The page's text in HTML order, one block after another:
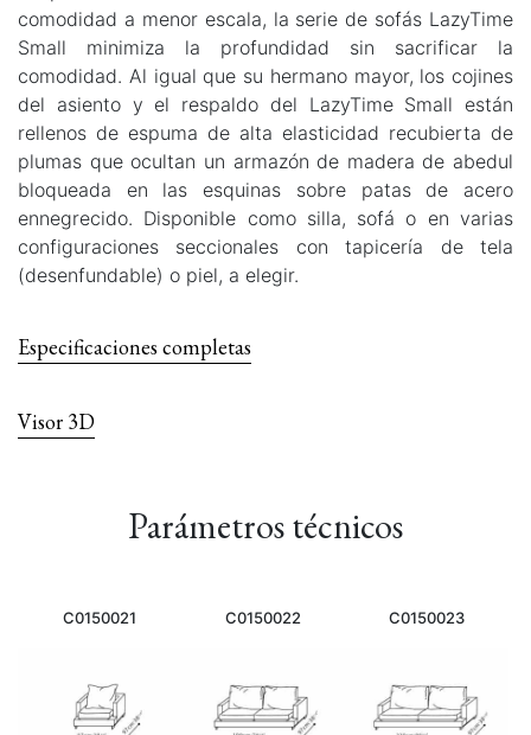
comodidad a menor escala, la serie de sofás LazyTime
Small minimiza la profundidad sin sacrificar la
comodidad. Al igual que su hermano mayor, los cojines
del asiento y el respaldo del LazyTime Small están
rellenos de espuma de alta elasticidad recubierta de
plumas que ocultan un armazón de madera de abedul
bloqueada en las esquinas sobre patas de acero
ennegrecido. Disponible como silla, sofá o en varias
configuraciones seccionales con tapicería de tela
(desenfundable) o piel, a elegir.
Especificaciones completas
Visor 3D
Parámetros técnicos
C0150021 C0150022 C0150023